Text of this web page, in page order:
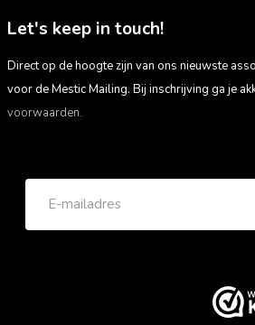
Let's keep in touch!
Direct op de hoogte zijn van ons nieuwste
voor de Mestic Mailing. Bij inschrijving ga je
voorwaarden.